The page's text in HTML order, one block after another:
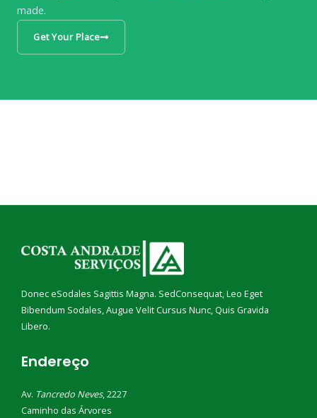
made.
Get Your Place
Donec eSodales Sagittis Magna. SedConsequat, Leo Eget
Bibendum Sodales, Augue Velit Cursus Nunc, Quis Gravida
Libero.
Endereço
Av. Tancredo Neves, 2227
Caminho das Árvores